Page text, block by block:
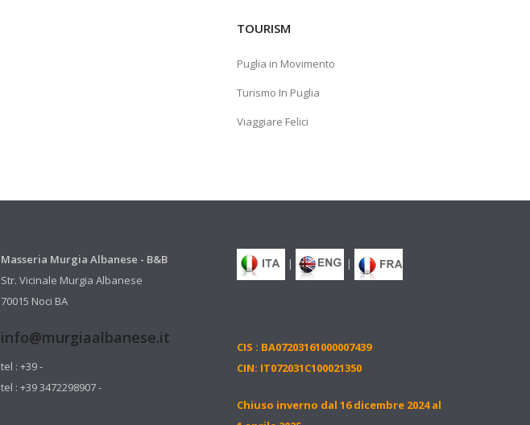
TOURISM
Puglia in Movimento
Turismo In Puglia
Viaggiare Felici
Masseria Murgia Albanese - B&B
Str. Vicinale Murgia Albanese
70015 Noci BA
info@murgiaalbanese.it
tel : +39 -
tel : +39 3472298907 -
| |
CIS : BA07203161000007439
CIN: IT072031C100021350
Chiuso inverno dal 16 dicembre 2024 al